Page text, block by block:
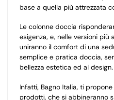
base a quella più attrezzata
Le colonne doccia
esigenza, e, nelle versioni più
uniranno il comfort di una
semplice e pratica doccia,
bellezza estetica ed al design.
Infatti, Bagno Italia, ti
prodotti, che si abbineranno